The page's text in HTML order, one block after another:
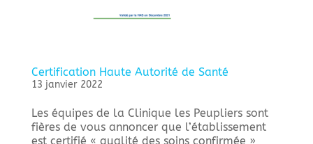
Certification Haute Autorité de Santé
13 janvier 2022
Les équipes de la Clinique les Peupliers sont
fières de vous annoncer que l’établissement
est certifié « qualité des soins confirmée »